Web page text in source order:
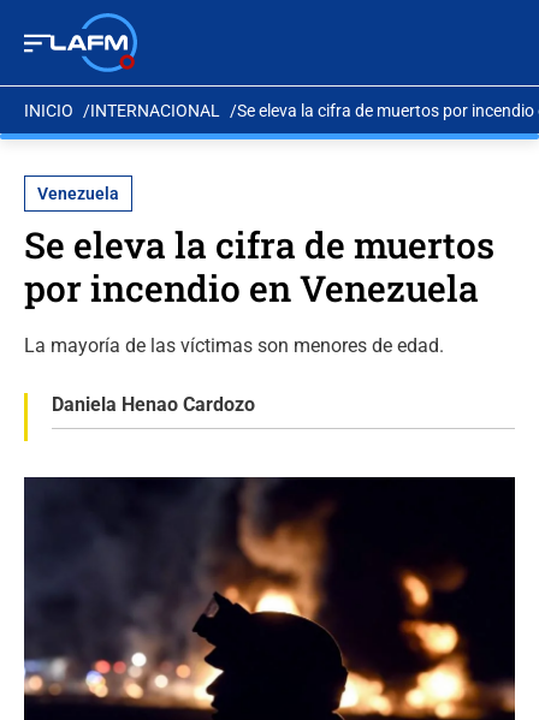
INICIO INTERNACIONAL Se eleva la cifra de muertos por incendio
Venezuela
Se eleva la cifra de muertos
por incendio en Venezuela
La mayoría de las víctimas son menores de edad.
Daniela Henao Cardozo